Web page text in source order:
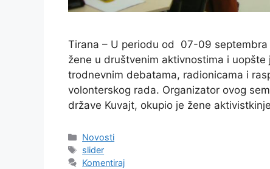
Tirana – U periodu od 07-09 septembra
žene u društvenim aktivnostima i
trodnevnim debatama, radionicama i
volonterskog rada. Organizator ovog
države Kuvajt, okupio je žene
Kategorije
Novosti
Oznake
slider
Komentiraj